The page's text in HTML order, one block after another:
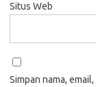
Situs Web
Simpan nama,